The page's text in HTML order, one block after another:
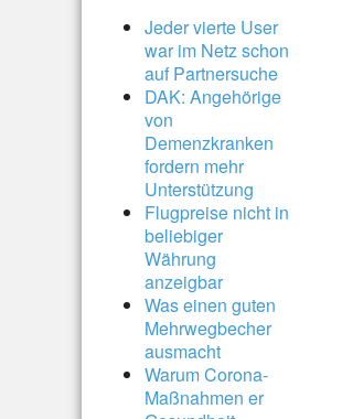
Jeder vierte User
war im Netz schon
auf Partnersuche
DAK: Angehörige
von
Demenzkranken
fordern mehr
Unterstützung
Flugpreise nicht in
beliebiger
Währung
anzeigbar
Was einen guten
Mehrwegbecher
ausmacht
Warum Corona-
Maßnahmen er